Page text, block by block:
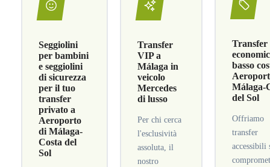
Seggiolini
per bambini
e seggiolini
di sicurezza
per il tuo
transfer
privato a
Aeroporto
di Málaga-
Costa del
Sol
Transfer
VIP a
Málaga in
veicolo
Mercedes
di lusso
Per chi cerca
l'esclusività
assoluta, il
nostro
Transfer
basso
Málaga-
del Sol
Offriamo
transfer
accessibili